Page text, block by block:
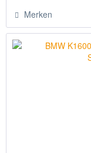
Merken